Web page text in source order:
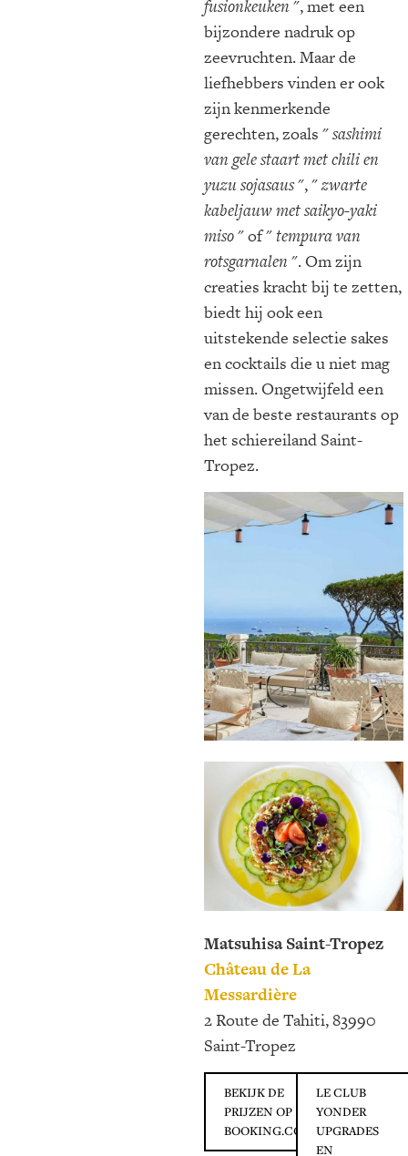
fusionkeuken ", met een
bijzondere nadruk op
zeevruchten. Maar de
liefhebbers vinden er ook
zijn kenmerkende
gerechten, zoals "sashimi
van gele staart met chili en
yuzu sojasaus", "zwarte
kabeljauw met saikyo-yaki
miso" of "tempura van
rotsgarnalen ". Om zijn
creaties kracht bij te zetten,
biedt hij ook een
uitstekende selectie sakes
en cocktails die u niet mag
missen. Ongetwijfeld een
van de beste restaurants op
het schiereiland Saint-
Tropez.
Matsuhisa Saint-Tropez
Château de La
Messardière
2 Route de Tahiti, 83990
Saint-Tropez
BEKIJK DE
PRIJZEN OP
BOOKING.COM
LE CLUB
YONDER
UPGRADES
EN